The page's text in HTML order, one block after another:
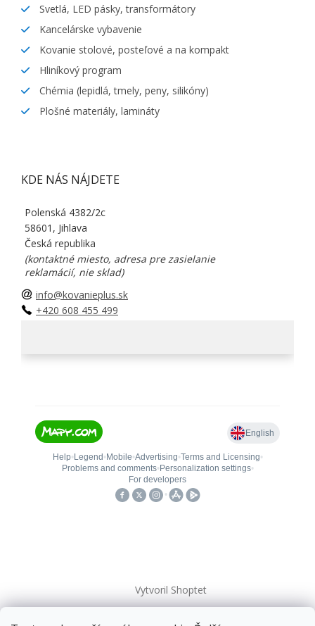
Svetlá, LED pásky, transformátory
Kancelárske vybavenie
Kovanie stolové, posteľové a na kompakt
Hliníkový program
Chémia (lepidlá, tmely, peny, silikóny)
Plošné materiály, lamináty
KDE NÁS NÁJDETE
Polenská 4382/2c
58601, Jihlava
Česká republika
(kontaktné miesto, adresa pre zasielanie
reklamácií, nie sklad)
info@kovanieplus.sk
+420 608 455 499
Vytvoril Shoptet